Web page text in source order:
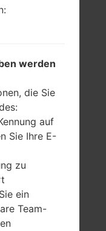
werden
die Sie
auf
Sie Ihre E-
zu
ein
Team-